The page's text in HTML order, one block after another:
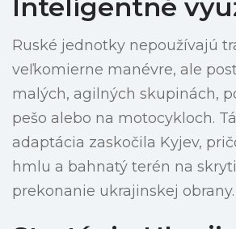
Inteligentné
Ruské jednotky nepoužívajú
veľkomierne manévre, ale
malých, agilných skupinách,
pešo alebo na motocykloch.
adaptácia zaskočila Kyjev,
hmlu a bahnatý terén na
prekonanie ukrajinskej obrany.